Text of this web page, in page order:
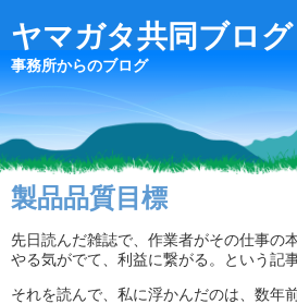
ヤマガタ共同ブログ
事務所からのブログ
製品品質目標
先日読んだ雑誌で、作業者がその仕事の
やる気がでて、利益に繋がる。という記
それを読んで、私に浮かんだのは、数年